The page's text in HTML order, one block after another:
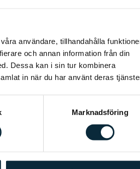
användare, tillhandahålla
och annan information från din
Dessa kan i sin tur kombinera
in när du har använt deras
Marknadsföring